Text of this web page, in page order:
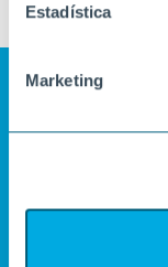
Estadística
Marketing